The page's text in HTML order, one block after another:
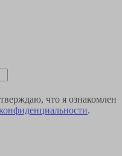
что я ознакомлен
.